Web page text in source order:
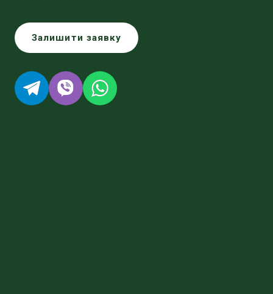
Залишити заявку